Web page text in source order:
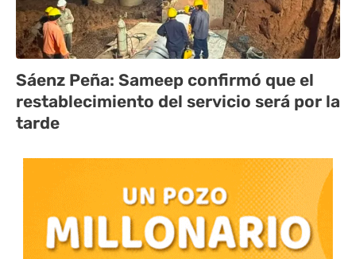
Sáenz Peña: Sameep confirmó que el
restablecimiento del servicio será por la
tarde